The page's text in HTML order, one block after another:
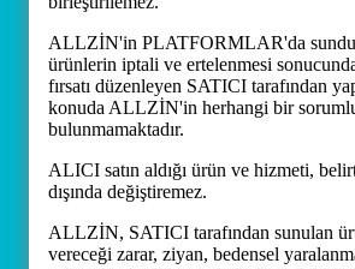
ALLZİN'in PLATFORMLAR'da
ürünlerin iptali ve ertelenmesi
fırsatı düzenleyen SATICI tarafından
konuda ALLZİN'in herhangi bir
bulunmamaktadır.
ALICI satın aldığı ürün ve hizmeti,
dışında değiştiremez.
ALLZİN, SATICI tarafından sunulan
vereceği zarar, ziyan, bedensel